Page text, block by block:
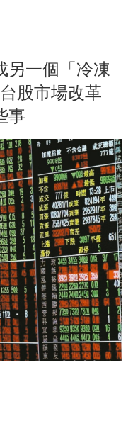
另一個「冷凍
股市場改革
事